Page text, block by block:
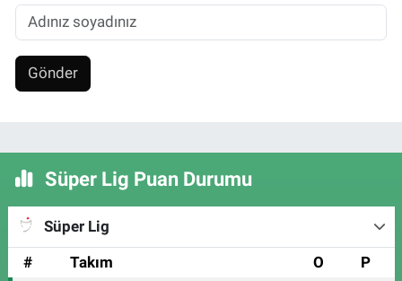
Gönder
Süper Lig Puan Durumu
Süper Lig
#
Takım O P